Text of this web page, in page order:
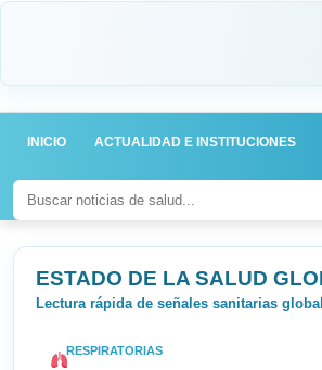
INICIO ACTUALIDAD E INSTITUCIONES
ESTADO DE LA SALUD
Lectura rápida de señales sanitarias
RESPIRATORIAS